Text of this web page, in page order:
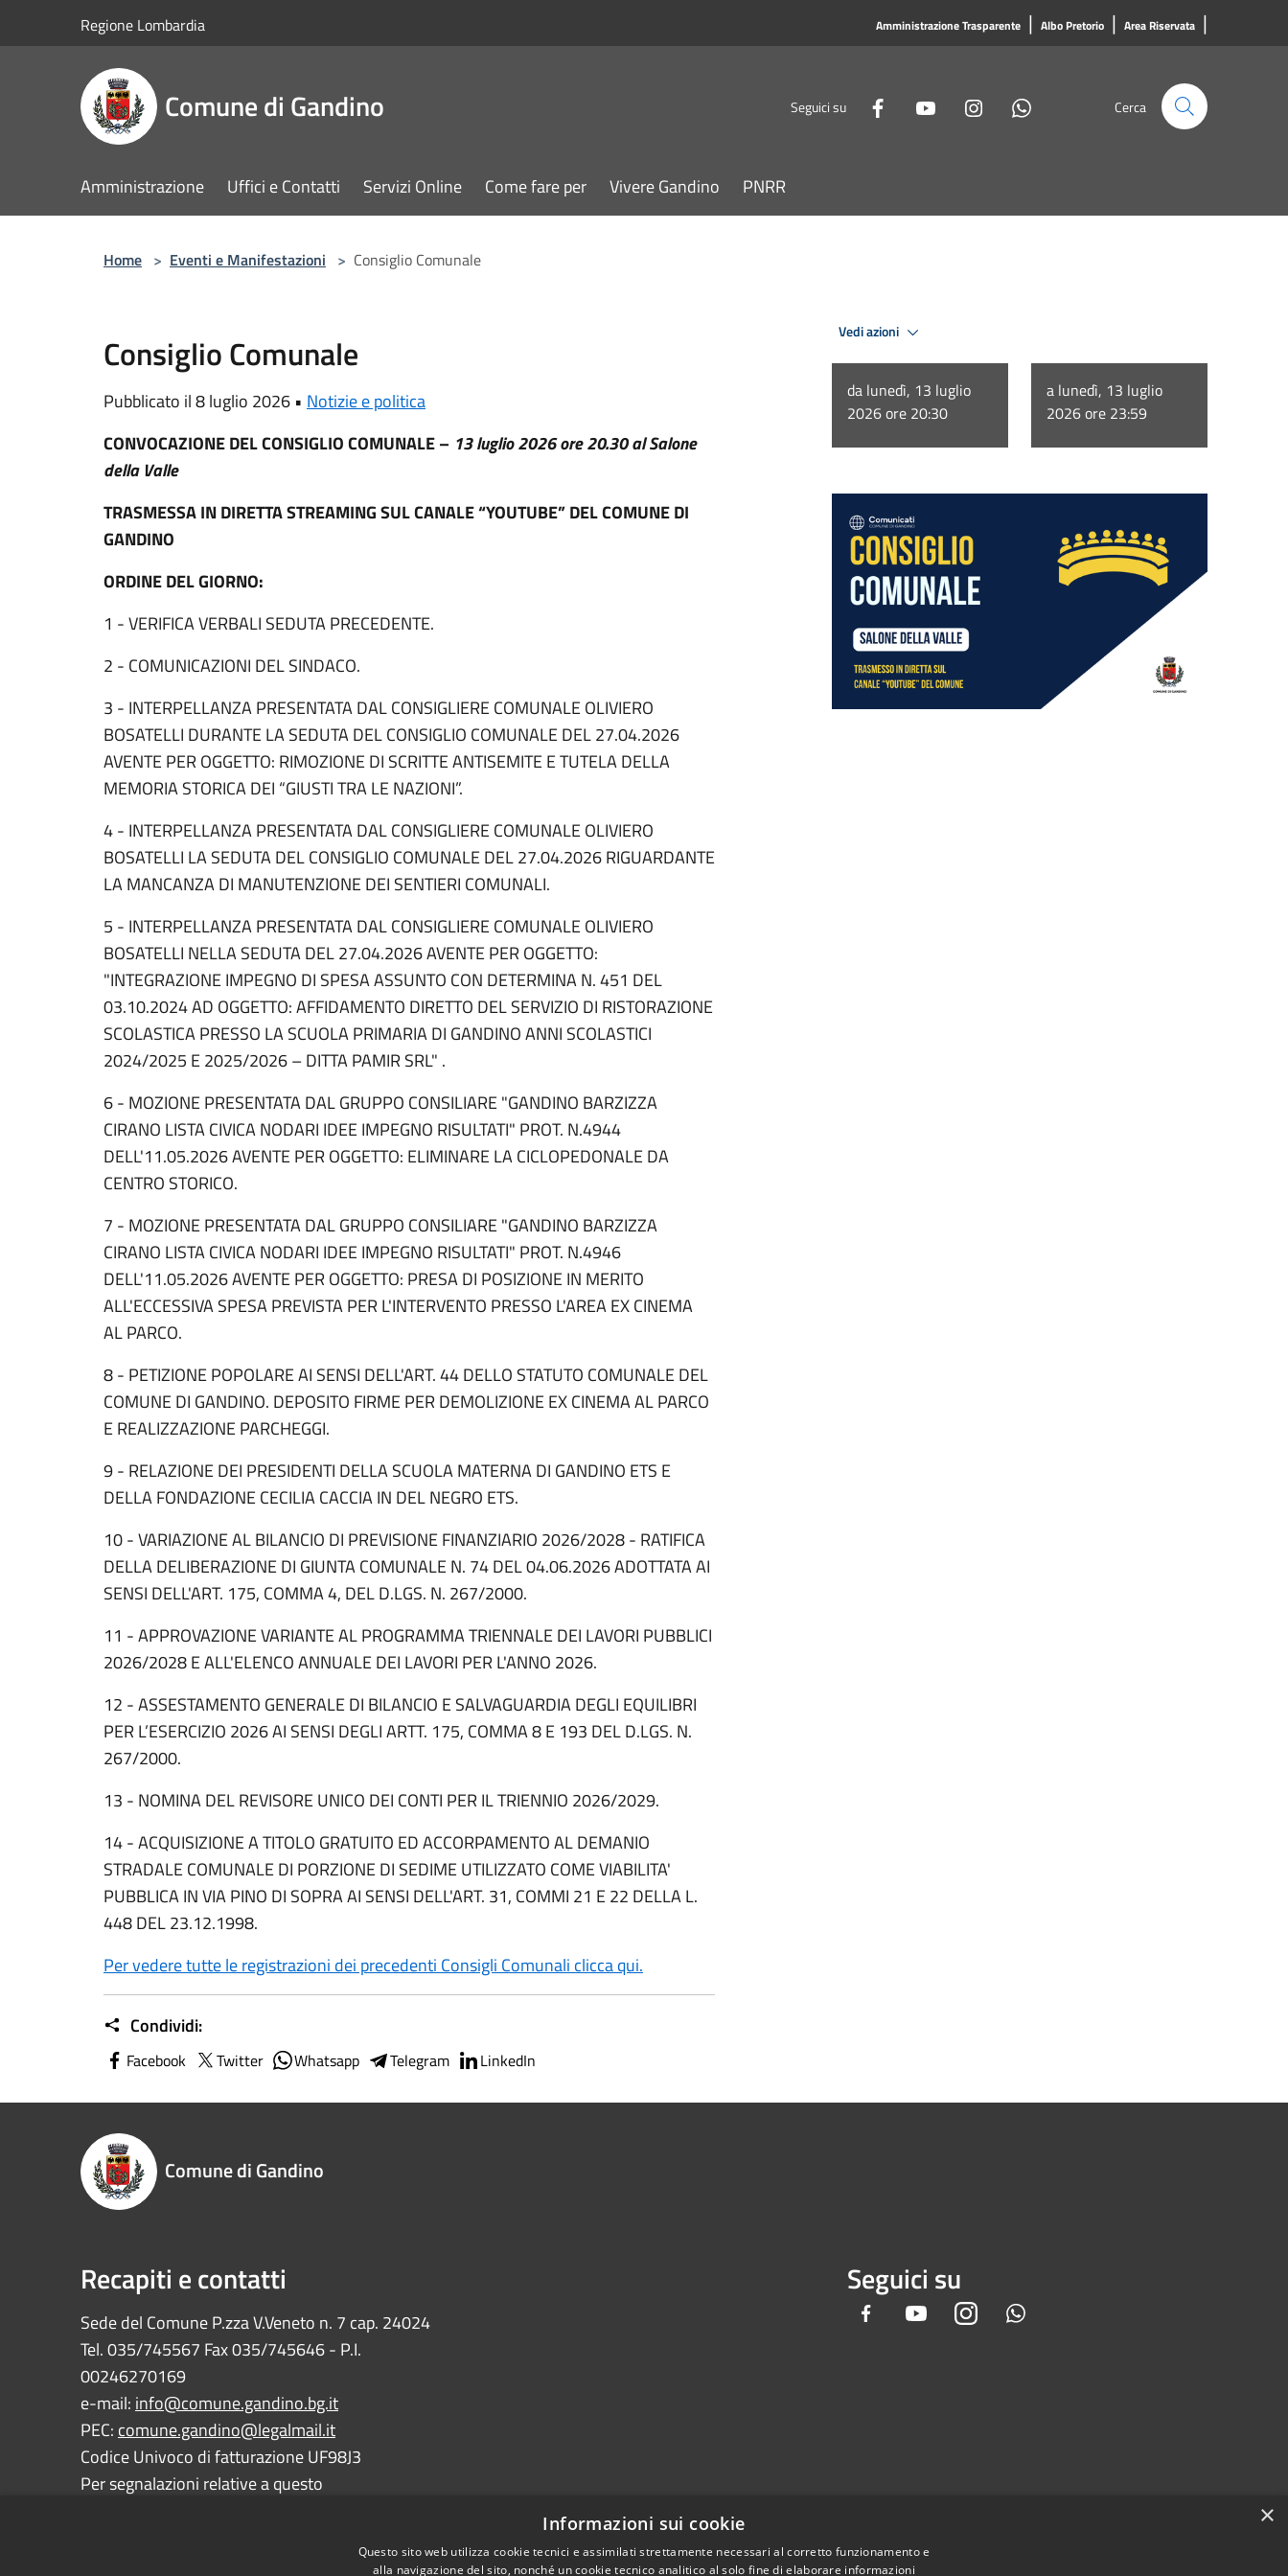
Regione Lombardia Amministrazione Trasparente | Albo Pretorio | Area Riservata |
Comune di Gandino Seguici su Cerca
Amministrazione Uffici e Contatti Servizi Online Come fare per Vivere Gandino PNRR
Home > Eventi e Manifestazioni > Consiglio Comunale
Consiglio Comunale
Pubblicato il 8 luglio 2026 • Notizie e politica
CONVOCAZIONE DEL CONSIGLIO COMUNALE – 13 luglio 2026ore 20.30 al Salone
della Valle
TRASMESSA IN DIRETTA STREAMING SUL CANALE “YOUTUBE” DEL COMUNE DI
GANDINO
ORDINE DEL GIORNO:
1 - VERIFICA VERBALI SEDUTA PRECEDENTE.
2 - COMUNICAZIONI DEL SINDACO.
3 - INTERPELLANZA PRESENTATA DAL CONSIGLIERE COMUNALE OLIVIERO
BOSATELLI DURANTE LA SEDUTA DEL CONSIGLIO COMUNALE DEL 27.04.2026
AVENTE PER OGGETTO: RIMOZIONE DI SCRITTE ANTISEMITE E TUTELA DELLA
MEMORIA STORICA DEI “GIUSTI TRA LE NAZIONI”.
4 - INTERPELLANZA PRESENTATA DAL CONSIGLIERE COMUNALE OLIVIERO
BOSATELLI LA SEDUTA DEL CONSIGLIO COMUNALE DEL 27.04.2026 RIGUARDANTE
LA MANCANZA DI MANUTENZIONE DEI SENTIERI COMUNALI.
5 - INTERPELLANZA PRESENTATA DAL CONSIGLIERE COMUNALE OLIVIERO
BOSATELLI NELLA SEDUTA DEL 27.04.2026 AVENTE PER OGGETTO:
"INTEGRAZIONE IMPEGNO DI SPESA ASSUNTO CON DETERMINA N. 451 DEL
03.10.2024 AD OGGETTO: AFFIDAMENTO DIRETTO DEL SERVIZIO DI RISTORAZIONE
SCOLASTICA PRESSO LA SCUOLA PRIMARIA DI GANDINO ANNI SCOLASTICI
2024/2025 E 2025/2026 – DITTA PAMIR SRL" .
6 - MOZIONE PRESENTATA DAL GRUPPO CONSILIARE "GANDINO BARZIZZA
CIRANO LISTA CIVICA NODARI IDEE IMPEGNO RISULTATI" PROT. N.4944
DELL'11.05.2026 AVENTE PER OGGETTO: ELIMINARE LA CICLOPEDONALE DA
CENTRO STORICO.
7 - MOZIONE PRESENTATA DAL GRUPPO CONSILIARE "GANDINO BARZIZZA
CIRANO LISTA CIVICA NODARI IDEE IMPEGNO RISULTATI" PROT. N.4946
DELL'11.05.2026 AVENTE PER OGGETTO: PRESA DI POSIZIONE IN MERITO
ALL'ECCESSIVA SPESA PREVISTA PER L'INTERVENTO PRESSO L'AREA EX CINEMA
AL PARCO.
8 - PETIZIONE POPOLARE AI SENSI DELL'ART. 44 DELLO STATUTO COMUNALE DEL
COMUNE DI GANDINO. DEPOSITO FIRME PER DEMOLIZIONE EX CINEMA AL PARCO
E REALIZZAZIONE PARCHEGGI.
9 - RELAZIONE DEI PRESIDENTI DELLA SCUOLA MATERNA DI GANDINO ETS E
DELLA FONDAZIONE CECILIA CACCIA IN DEL NEGRO ETS.
10 - VARIAZIONE AL BILANCIO DI PREVISIONE FINANZIARIO 2026/2028 - RATIFICA
DELLA DELIBERAZIONE DI GIUNTA COMUNALE N. 74 DEL 04.06.2026 ADOTTATA AI
SENSI DELL'ART. 175, COMMA 4, DEL D.LGS. N. 267/2000.
11 - APPROVAZIONE VARIANTE AL PROGRAMMA TRIENNALE DEI LAVORI PUBBLICI
2026/2028 E ALL'ELENCO ANNUALE DEI LAVORI PER L'ANNO 2026.
12 - ASSESTAMENTO GENERALE DI BILANCIO E SALVAGUARDIA DEGLI EQUILIBRI
PER L’ESERCIZIO 2026 AI SENSI DEGLI ARTT. 175, COMMA 8 E 193 DEL D.LGS. N.
267/2000.
13 - NOMINA DEL REVISORE UNICO DEI CONTI PER IL TRIENNIO 2026/2029.
14 - ACQUISIZIONE A TITOLO GRATUITO ED ACCORPAMENTO AL DEMANIO
STRADALE COMUNALE DI PORZIONE DI SEDIME UTILIZZATO COME VIABILITA'
PUBBLICA IN VIA PINO DI SOPRA AI SENSI DELL'ART. 31, COMMI 21 E 22 DELLA L.
448 DEL 23.12.1998.
Per vedere tutte le registrazioni dei precedenti Consigli Comunali clicca qui.
Condividi:
Facebook Twitter Whatsapp Telegram LinkedIn
Vedi azioni
da lunedì, 13 luglio
2026 ore 20:30
a lunedì, 13 luglio
2026 ore 23:59
Comune di Gandino
Recapiti e contatti
Sede del Comune P.zza V.Veneto n. 7 cap. 24024
Tel. 035/745567 Fax 035/745646 - P.I.
00246270169
e-mail: info@comune.gandino.bg.it
PEC: comune.gandino@legalmail.it
Codice Univoco di fatturazione UF98J3
Per segnalazioni relative a questo
Seguici su
Facebook YoutubeInstagram
×
Informazioni sui cookie
Questo sito web utilizza cookie tecnici e assimilati strettamente necessari al corretto funzionamento e
alla navigazione del sito, nonché un cookie tecnico analitico al solo fine di elaborare informazioni